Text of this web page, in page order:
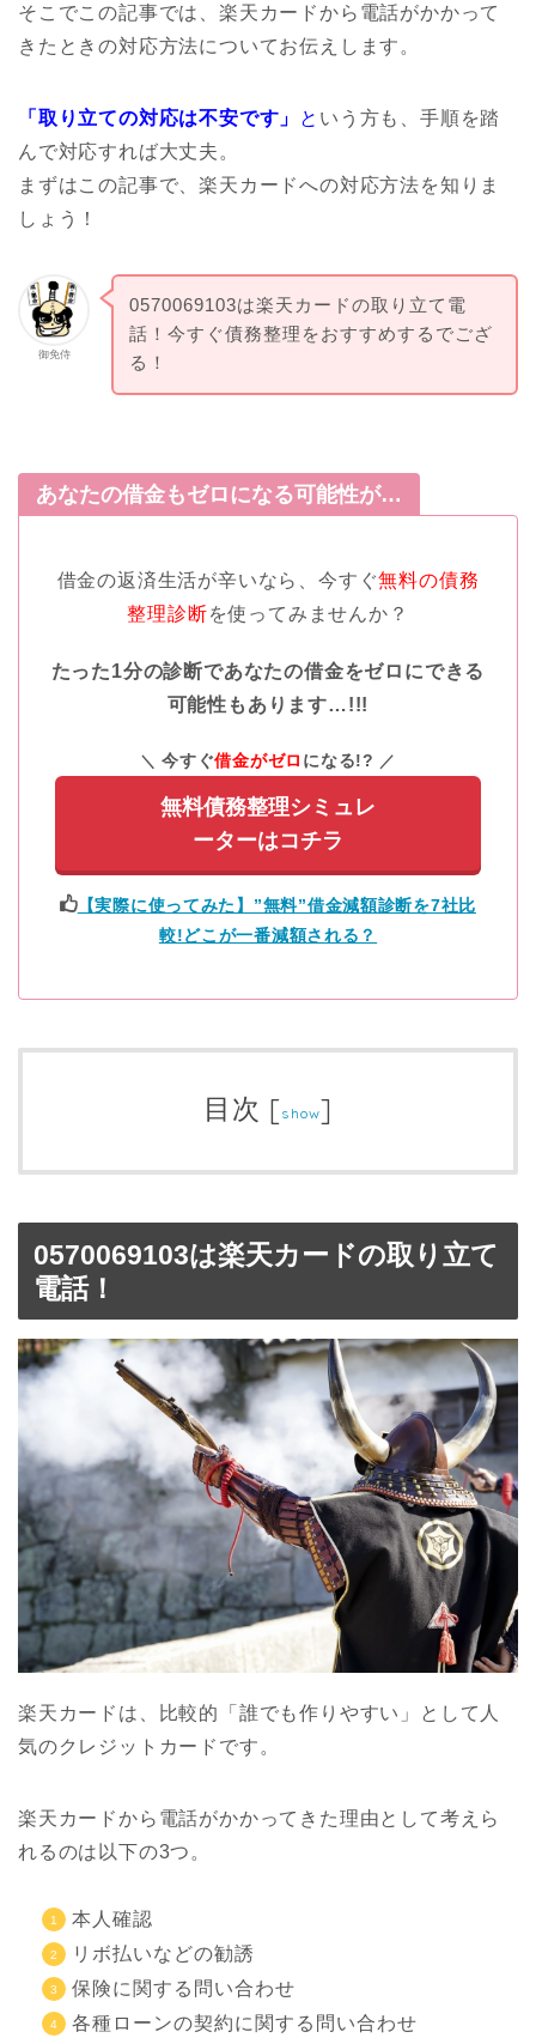
そこでこの記事では、楽天カードから電話がかかって
きたときの対応方法についてお伝えします。
「取り立ての対応は不安です」 と いう方も、手順を踏
んで対応すれば大丈夫。
まずはこの記事で、楽天カードへの対応方法を知りま
しょう！
御免侍
0570069103は楽天カードの取り立て電
話！今すぐ債務整理をおすすめするでござ
る！
あなたの借金もゼロになる可能性が…
借金の返済生活が辛いなら、今すぐ無料の債務
整理診断を使ってみませんか？
たった1分の診断であなたの借金をゼロにできる
可能性もあります…!!!
今すぐ借金がゼロ になる!?
無料債務整理シミュレ
ーターはコチラ
【実際に使ってみた】”無料”借金減額診断を7社比
較!どこが一番減額される？
目次 [show]
0570069103は楽天カードの取り立て
電話！
楽天カードは、比較的「誰でも作りやすい」として人
気のクレジットカードです。
楽天カードから電話がかかってきた理由として考えら
れるのは以下の3つ。
本人確認
リボ払いなどの勧誘
保険に関する問い合わせ
各種ローンの契約に関する問い合わせ